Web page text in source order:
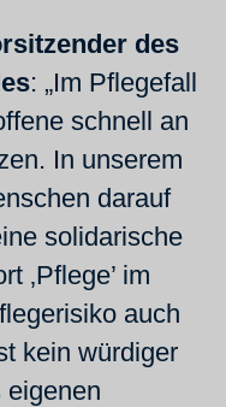
des
: „Im Pflegefall
schnell an
In unserem
darauf
solidarische
‚Pflege’ im
auch
kein würdiger
eigenen